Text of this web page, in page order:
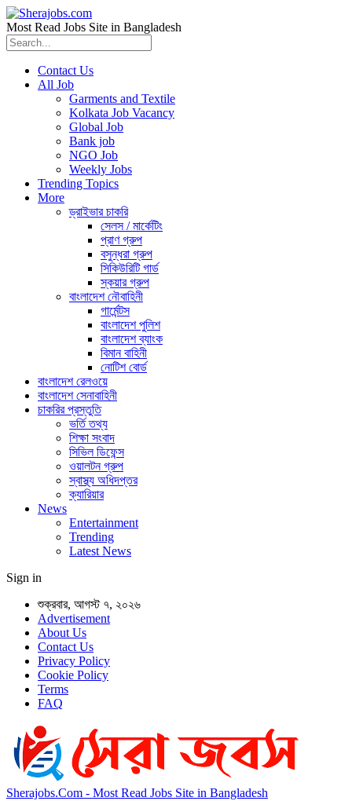
Most Read Jobs Site in Bangladesh
Contact Us
All Job
Garments and Textile
Kolkata Job Vacancy
Global Job
Bank job
NGO Job
Weekly Jobs
Trending Topics
More
ড্রাইভার চাকরি
সেলস / মার্কেটিং
প্রাণ গ্রুপ
বসুন্ধরা গ্রুপ
সিকিউরিটি গার্ড
স্কয়ার গ্রুপ
বাংলাদেশ নৌবাহিনী
গার্মেন্টস
বাংলাদেশ পুলিশ
বাংলাদেশ ব্যাংক
বিমান বাহিনী
নোটিশ বোর্ড
বাংলাদেশ রেলওয়ে
বাংলাদেশ সেনাবাহিনী
চাকরির প্রস্তুতি
ভর্তি তথ্য
শিক্ষা সংবাদ
সিভিল ডিফেন্স
ওয়ালটন গ্রুপ
স্বাস্থ্য অধিদপ্তর
ক্যারিয়ার
News
Entertainment
Trending
Latest News
Sign in
শুক্রবার, আগস্ট ৭, ২০২৬
Advertisement
About Us
Contact Us
Privacy Policy
Cookie Policy
Terms
FAQ
Sherajobs.Com - Most Read Jobs Site in Bangladesh